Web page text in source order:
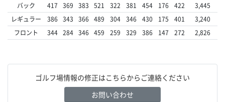
バック 417 369 383 521 322 381 454 176 422
3,445
レギュラー
386 343 366 489 304 346 430 175 401
3,240
フロント
344 284 346 459 259 329 386 147 272 2,826
ゴルフ場情報の修正はこちらからご連絡ください
お問い合わせ